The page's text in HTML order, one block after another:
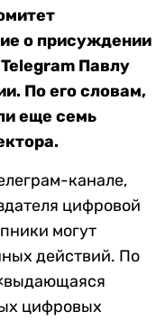
о присуждении
Павлу
По его словам,
еще семь
канале,
цифровой
могут
действий. По
цифровых